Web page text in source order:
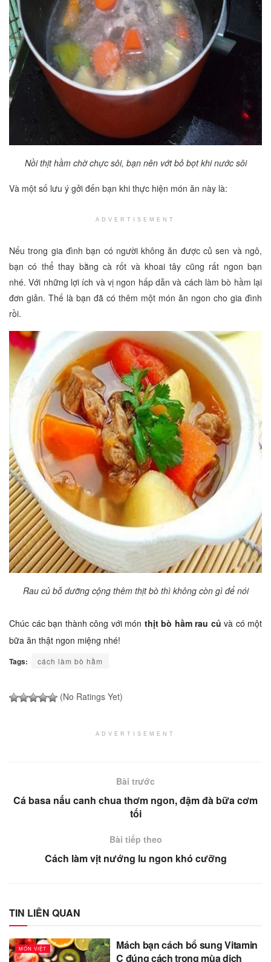
Nồi thịt hầm chờ chực sôi, bạn nên vớt bỏ bọt khi nước sôi
Và một số lưu ý gởi đến bạn khi thực hiện món ăn này là:
ADVERTISEMENT
Nếu trong gia đình bạn có người không ăn được củ sen và ngô,
bạn có thể thay bằng cà rốt và khoai tây cũng rất ngon bạn
nhé. Với những lợi ích và vị ngon hấp dẫn và cách làm bò hầm lại
đơn giản. Thế là bạn đã có thêm một món ăn ngon cho gia đình
rồi.
Rau củ bỗ dưỡng cộng thêm thịt bò thì không còn gì để nói
Chúc các bạn thành công với món thịt bò hầm rau củ và có một
bữa ăn thật ngon miệng nhé!
Tags: cách làm bò hầm
(No Ratings Yet)
ADVERTISEMENT
Bài trước
Cá basa nấu canh chua thơm ngon, đậm đà bữa cơm
tối
Bài tiếp theo
Cách làm vịt nướng lu ngon khó cưỡng
TIN LIÊN QUAN
MÓN VIỆT
Mách bạn cách bổ sung Vitamin
C đúng cách trong mùa dịch